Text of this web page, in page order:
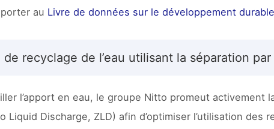
au Livre de données sur le développement durable
recyclage de l’eau utilisant la séparation
l’apport en eau, le groupe Nitto promeut activement
Liquid Discharge, ZLD) afin d’optimiser l’utilisation